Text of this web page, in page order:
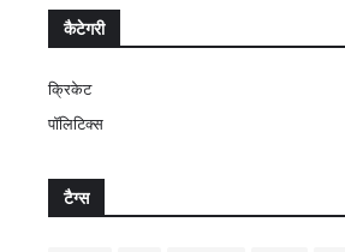
कैटेगरी
क्रिकेट
पॉलिटिक्स
टैग्स